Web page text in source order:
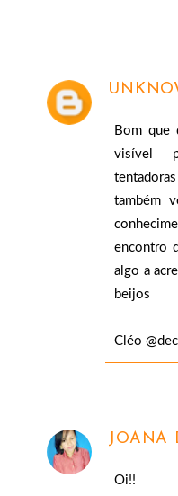
Bom que
visível
também
encontro
algo a
beijos
Cléo
JOANA
Oi!!